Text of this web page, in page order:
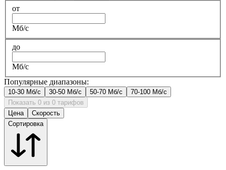
от
Мб/с
до
Мб/с
Популярные диапазоны:
10-30 Мб/с 30-50 Мб/с 50-70 Мб/с
70-100 Мб/с
Показать 0 из 0 тарифов
Цена
Скорость
Сортировка